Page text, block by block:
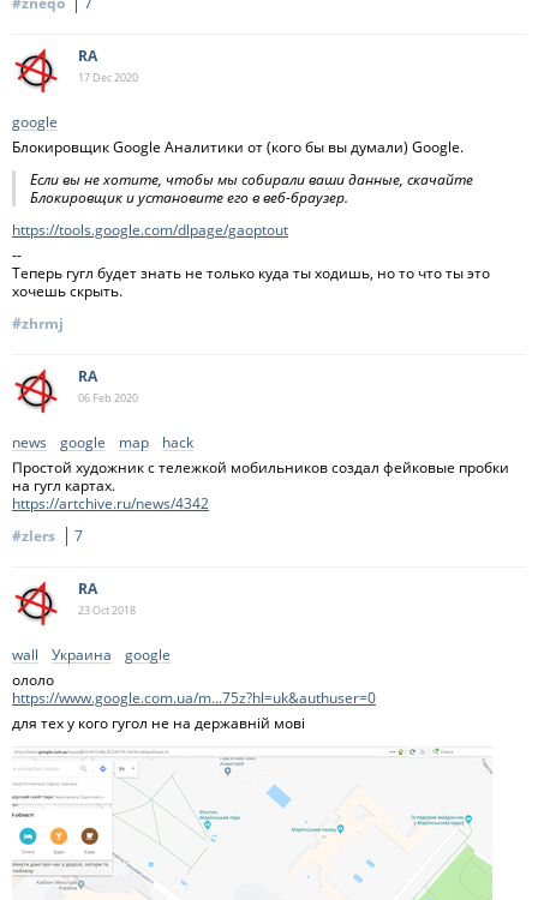
RA
17 Dec2020
google
Блокировщик Google Аналитики от (кого бы вы думали) Google.
Если вы не хотите, чтобы мы собирали ваши данные, скачайте
Блокировщик и установите его в веб-браузер.
https://tools.google.com/dlpage/gaoptout
--
Теперь гугл будет знать не только куда ты ходишь, но то что ты это
хочешь скрыть.
#zhrmj
RA
06 Feb 2020
news google map
hack
Простой художник с тележкой мобильников создал фейковые пробки
на гугл картах.
https://artchive.ru/news/4342
#zlers
7
RA
23 Oct2018
wall Украина
google
ололо
https://www.google.com.ua/m...75z?hl=uk&authuser=0
для тех у кого гугол не на державнiй мовi